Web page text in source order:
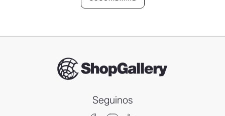
Seguinos